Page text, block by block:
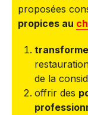
proposées
propices au
de la
offrir des